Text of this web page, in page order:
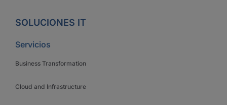
SOLUCIONES IT
Servicios
Business Transformation
Cloud and Infrastructure